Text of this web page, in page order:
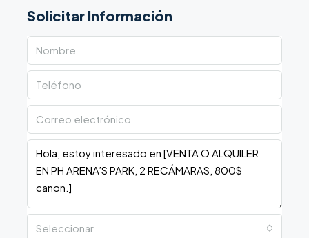
Solicitar Información
Seleccionar